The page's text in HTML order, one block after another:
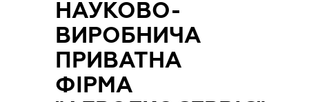
НАУКОВО-
ВИРОБНИЧА
ПРИВАТНА
ФІРМА